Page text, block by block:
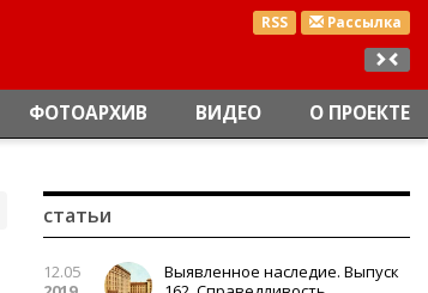
RSS Рассылка
ФОТОАРХИВ ВИДЕО О ПРОЕКТЕ
статьи
12.05
Выявленное наследие. Выпуск